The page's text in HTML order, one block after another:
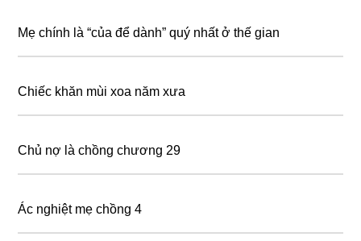
Mẹ chính là “của để dành” quý nhất ở thế gian
Chiếc khăn mùi xoa năm xưa
Chủ nợ là chồng chương 29
Ác nghiệt mẹ chồng 4